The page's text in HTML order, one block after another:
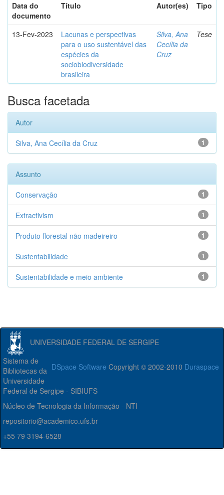
Data do
documento
Título Autor(es) Tipo
13-Fev-2023
Lacunas e perspectivas
para o uso sustentável das
espécies da
sociobiodiversidade
brasileira
Silva, Ana
Cecília da
Cruz
Tese
Busca facetada
Autor
1
Silva, Ana Cecília da Cruz
Assunto
1
Conservação
1
Extractivism
1
Produto florestal não madeireiro
1
Sustentabilidade
1
Sustentabilidade e meio ambiente
UNIVERSIDADE FEDERAL DE SERGIPE
DSpace Software Copyright © 2002-2010 Duraspace
Sistema de
Bibliotecas da
Universidade
Federal de Sergipe - SIBIUFS
Núcleo de Tecnologia da Informação - NTI
repositorio@academico.ufs.br
+55 79 3194-6528